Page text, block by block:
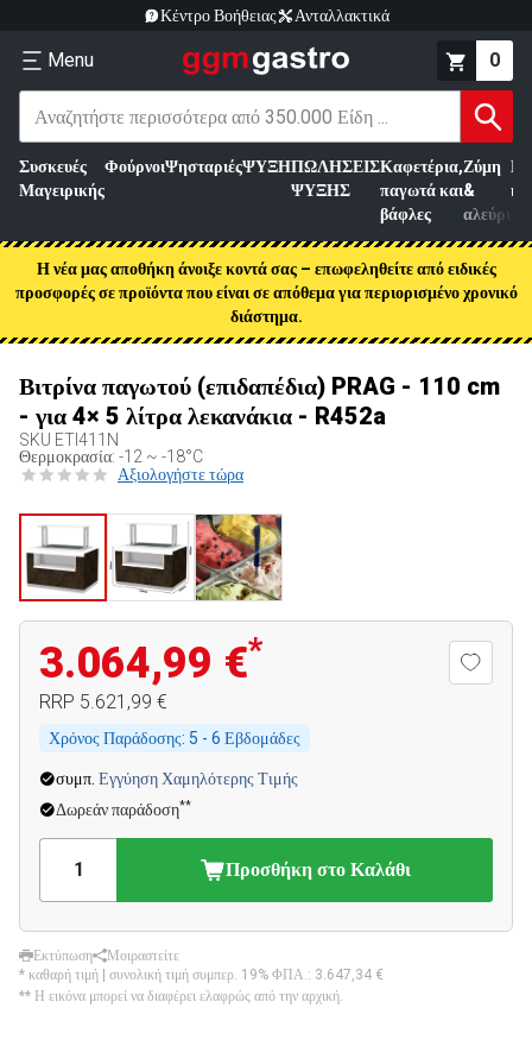
Κέντρο Βοήθειας Ανταλλακτικά
Menu 0
Συσκευές
Μαγειρικής
ΦούρνοιΨησταριέςΨΥΞΗΠΩΛΗΣΕΙΣ
ΨΥΞΗΣ
Καφετέρια,
παγωτά και
βάφλες
Ζύμη
&
αλεύρι
Η νέα μας αποθήκη άνοιξε κοντά σας – επωφεληθείτε από ειδικές
προσφορές σε προϊόντα που είναι σε απόθεμα για περιορισμένο χρονικό
διάστημα.
Βιτρίνα παγωτού (επιδαπέδια) PRAG - 110 cm
- για 4× 5 λίτρα λεκανάκια - R452a
SKU ETI411N
Θερμοκρασία: -12 ~ -18°C
Αξιολογήστε τώρα
3.064,99 €*
RRP 5.621,99 €
Χρόνος Παράδοσης: 5 - 6 Εβδομάδες
συμπ. Εγγύηση Χαμηλότερης Τιμής
Δωρεάν παράδοση**
Προσθήκη στο Καλάθι
Εκτύπωση
Μοιραστείτε
* καθαρή τιμή | συνολική τιμή συμπερ. 19% ΦΠΑ.: 3.647,34 €
** Η εικόνα μπορεί να διαφέρει ελαφρώς από την αρχική.